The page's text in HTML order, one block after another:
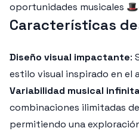
oportunidades musicales
Características
Diseño visual impactante:
estilo visual inspirado en el
Variabilidad musical
combinaciones ilimitadas
permitiendo una